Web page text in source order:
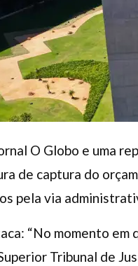
O Globo e uma
de captura do
pela via
“No momento em
Tribunal de